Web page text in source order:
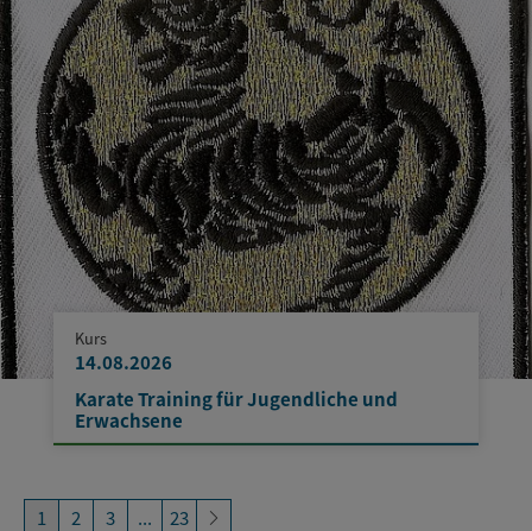
Kurs
14.08.2026
Karate Training für Jugendliche und
Erwachsene
1 2 3 ... 23